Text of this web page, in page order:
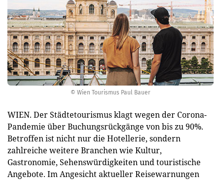
© Wien Tourismus Paul Bauer
WIEN. Der Städtetourismus klagt wegen der Corona-
Pandemie über Buchungsrückgänge von bis zu 90%.
Betroffen ist nicht nur die Hotellerie, sondern
zahlreiche weitere Branchen wie Kultur,
Gastronomie, Sehenswürdigkeiten und touristische
Angebote. Im Angesicht aktueller Reisewarnungen